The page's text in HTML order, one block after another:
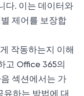
다. 이는 데이터와
제어를 보장합
작동하는지 이해
고 Office 365의
섹션에서는 가
유하는 방법에 대